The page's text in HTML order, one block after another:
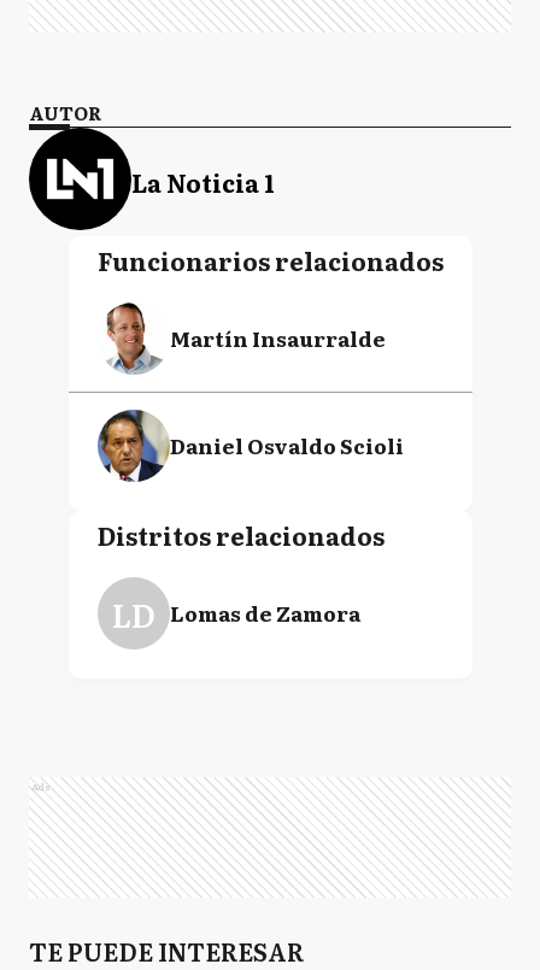
AUTOR
La Noticia 1
Funcionarios relacionados
Martín Insaurralde
Daniel Osvaldo Scioli
Distritos relacionados
LD Lomas de Zamora
Ads
TE PUEDE INTERESAR